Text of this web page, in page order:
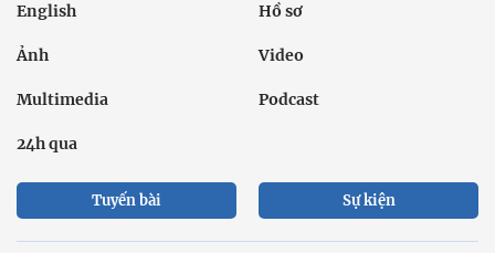
English Hồ sơ
Ảnh Video
Multimedia Podcast
24h qua
Tuyến bài Sự kiện